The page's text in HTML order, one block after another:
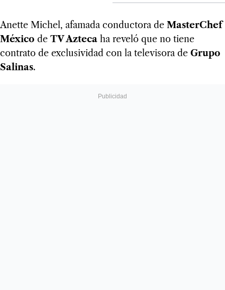
Anette Michel, afamada conductora de MasterChef
México de TV Azteca ha reveló que no tiene
contrato de exclusividad con la televisora de Grupo
Salinas.